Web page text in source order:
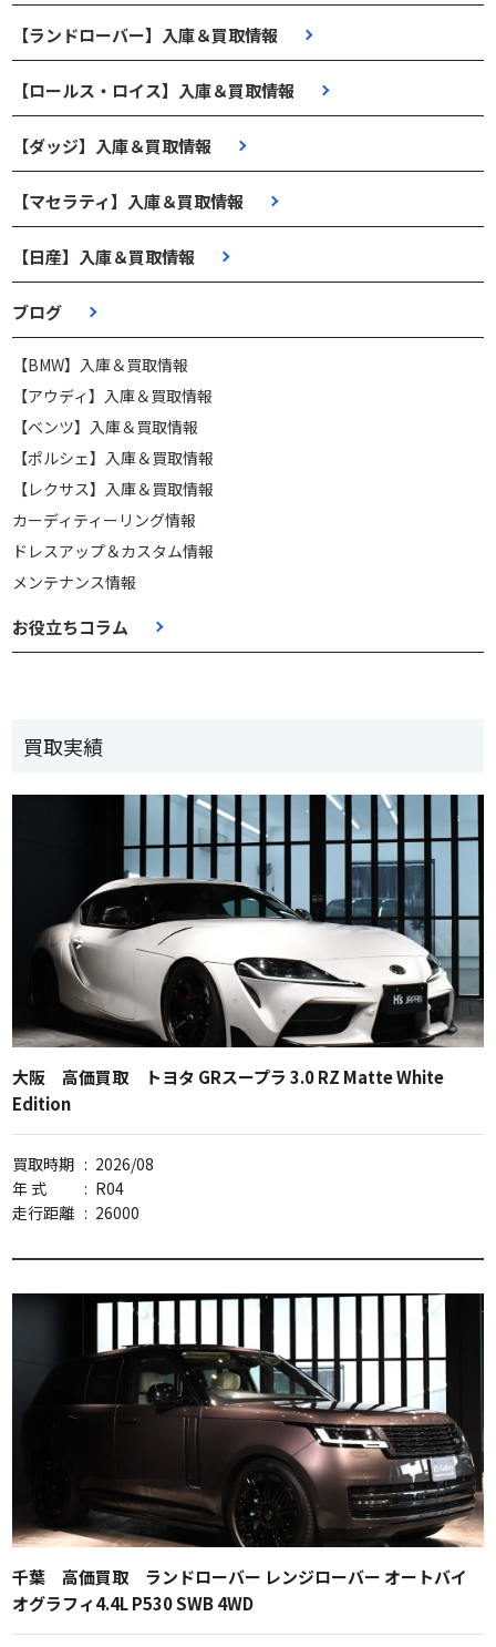
【ランドローバー】入庫＆買取情報
【ロールス・ロイス】入庫＆買取情報
【ダッジ】入庫＆買取情報
【マセラティ】入庫＆買取情報
【日産】入庫＆買取情報
ブログ
【BMW】入庫＆買取情報
【アウディ】入庫＆買取情報
【ベンツ】入庫＆買取情報
【ポルシェ】入庫＆買取情報
【レクサス】入庫＆買取情報
カーディティーリング情報
ドレスアップ＆カスタム情報
メンテナンス情報
お役立ちコラム
買取実績
大阪 高価買取 トヨタ GRスープラ 3.0 RZ Matte White
Edition
買取時期 : 2026/08
年 式
: R04
走行距離 : 26000
千葉 高価買取 ランドローバー レンジローバー オートバイ
オグラフィ4.4L P530 SWB 4WD